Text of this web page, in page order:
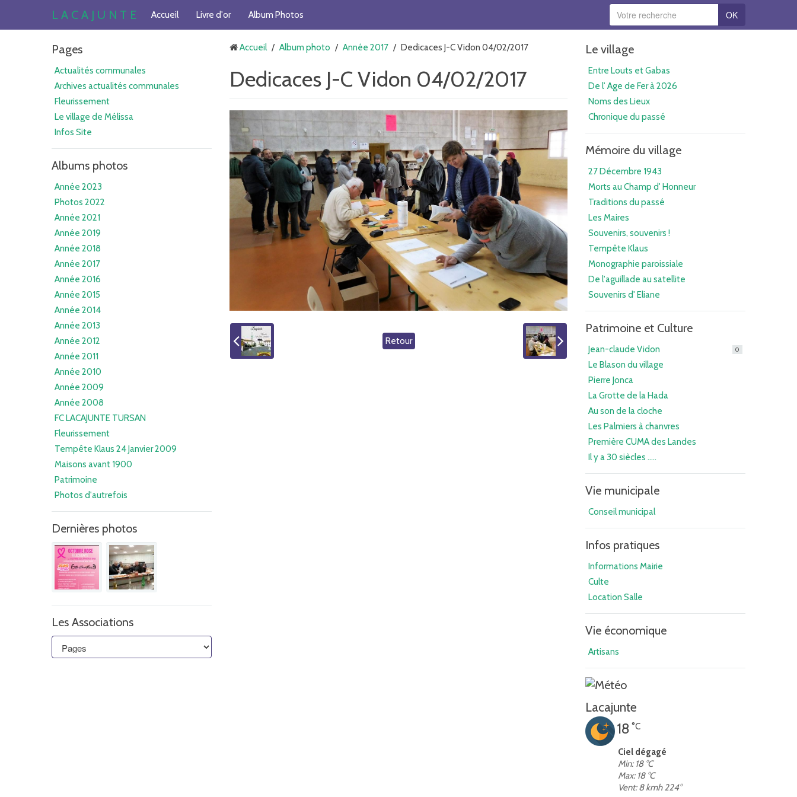
L A C A J U N T E Accueil Livre d'or Album Photos OK
Pages
Actualités communales
Archives actualités communales
Fleurissement
Le village de Mélissa
Infos Site
Albums photos
Année 2023
Photos 2022
Année 2021
Année 2019
Année 2018
Année 2017
Année 2016
Année 2015
Année 2014
Année 2013
Année 2012
Année 2011
Année 2010
Année 2009
Année 2008
FC LACAJUNTE TURSAN
Fleurissement
Tempête Klaus 24 Janvier 2009
Maisons avant 1900
Patrimoine
Photos d'autrefois
Dernières photos
Les Associations
Accueil / Album photo / Année 2017 / Dedicaces J-C Vidon 04/02/2017
Dedicaces J-C Vidon 04/02/2017
Retour
Le village
Entre Louts et Gabas
De l' Age de Fer à 2026
Noms des Lieux
Chronique du passé
Mémoire du village
27 Décembre 1943
Morts au Champ d' Honneur
Traditions du passé
Les Maires
Souvenirs, souvenirs !
Tempête Klaus
Monographie paroissiale
De l'aguillade au satellite
Souvenirs d' Eliane
Patrimoine et Culture
Jean-claude Vidon 0
Le Blason du village
Pierre Jonca
La Grotte de la Hada
Au son de la cloche
Les Palmiers à chanvres
Première CUMA des Landes
Il y a 30 siècles .....
Vie municipale
Conseil municipal
Infos pratiques
Informations Mairie
Culte
Location Salle
Vie économique
Artisans
Lacajunte
18 °C
Ciel dégagé
Min: 18 °C
Max: 18 °C
Vent: 8 kmh 224°